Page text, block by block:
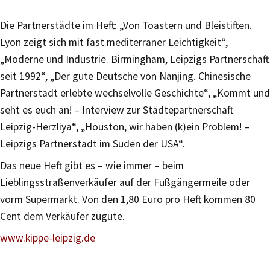
Die Partnerstädte im Heft: „Von Toastern und Bleistiften.
Lyon zeigt sich mit fast mediterraner Leichtigkeit“,
„Moderne und Industrie. Birmingham, Leipzigs Partnerschaft
seit 1992“, „Der gute Deutsche von Nanjing. Chinesische
Partnerstadt erlebte wechselvolle Geschichte“, „Kommt und
seht es euch an! – Interview zur Städtepartnerschaft
Leipzig-Herzliya“, „Houston, wir haben (k)ein Problem! –
Leipzigs Partnerstadt im Süden der USA“.
Das neue Heft gibt es – wie immer – beim
Lieblingsstraßenverkäufer auf der Fußgängermeile oder
vorm Supermarkt. Von den 1,80 Euro pro Heft kommen 80
Cent dem Verkäufer zugute.
www.kippe-leipzig.de